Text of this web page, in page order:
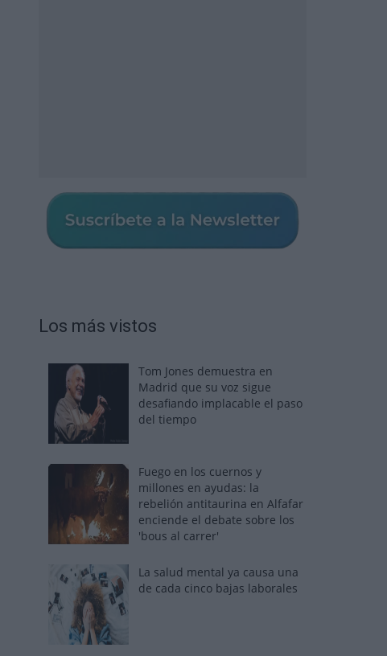
Los más vistos
Tom Jones demuestra en
Madrid que su voz sigue
desafiando implacable el paso
del tiempo
Fuego en los cuernos y
millones en ayudas: la
rebelión antitaurina en Alfafar
enciende el debate sobre los
'bous al carrer'
La salud mental ya causa una
de cada cinco bajas laborales